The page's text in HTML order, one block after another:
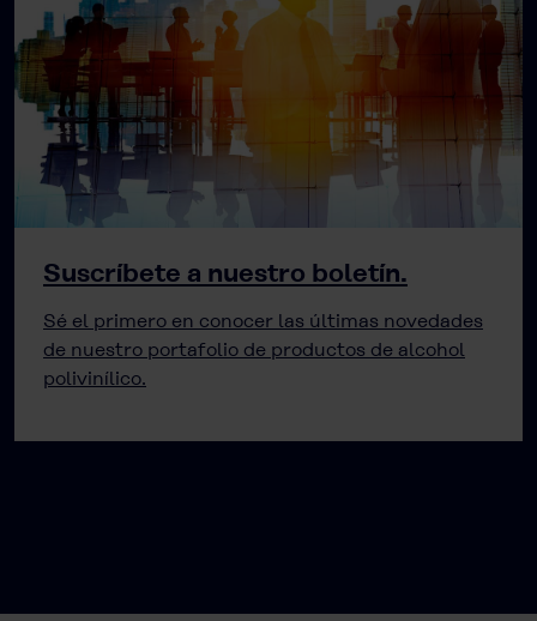
Suscríbete a nuestro boletín.
Sé el primero en conocer las últimas novedades
de nuestro portafolio de productos de alcohol
polivinílico.